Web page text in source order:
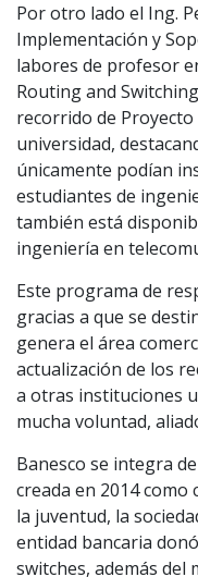
Por otro lado el Ing.
Implementación y
labores de profesor
Routing and
recorrido de Proyecto
universidad,
únicamente podían
estudiantes de
también está
ingeniería en
Este programa de
gracias a que se
genera el área
actualización de los
a otras instituciones
mucha voluntad,
Banesco se integra
creada en 2014
la juventud, la
entidad bancaria
switches, además